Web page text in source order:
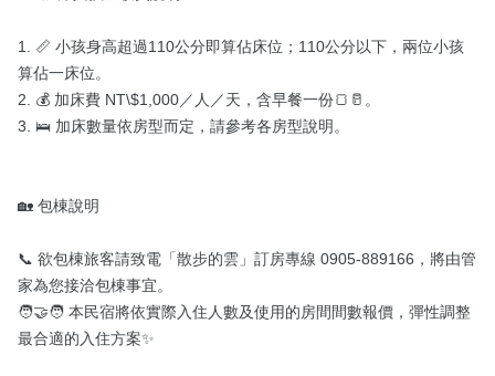
1. 📏 小孩身高超過110公分即算佔床位；110公分以下，兩位小孩
算佔一床位。
2. 💰 加床費 NT\$1,000／人／天，含早餐一份🍞🥛。
3. 🛌 加床數量依房型而定，請參考各房型說明。
🏡 包棟說明
📞 欲包棟旅客請致電「散步的雲」訂房專線 0905-889166，將由管
家為您接洽包棟事宜。
🧑‍🤝‍🧑 本民宿將依實際入住人數及使用的房間間數報價，彈性調整
最合適的入住方案✨